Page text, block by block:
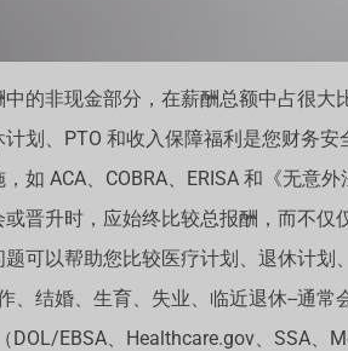
中的非现金部分，在薪酬总额中占很大
划、PTO 和收入保障福利是您财务安
如 ACA、COBRA、ERISA 和《无意
晋升时，应始终比较总报酬，而不仅
可以帮助您比较医疗计划、退休计划
、结婚、生育、失业、临近退休--通
DOL/EBSA、Healthcare.gov、SSA、